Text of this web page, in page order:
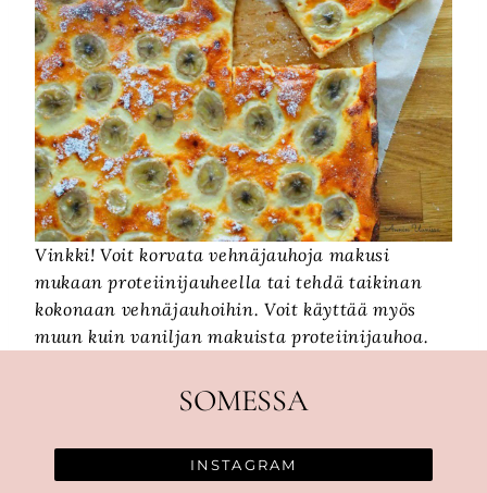
Vinkki! Voit korvata vehnäjauhoja makusi
mukaan proteiinijauheella tai tehdä taikinan
kokonaan vehnäjauhoihin. Voit käyttää myös
muun kuin vaniljan makuista proteiinijauhoa.
SOMESSA
INSTAGRAM